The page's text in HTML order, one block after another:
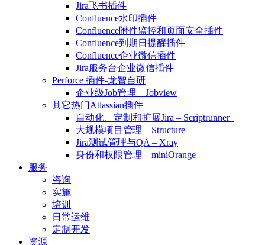
Jira飞书插件
Confluence水印插件
Confluence附件监控和页面安全插件
Confluence到期日提醒插件
Confluence企业微信插件
Jira服务台企业微信插件
Perforce 插件-龙智自研
企业级Job管理 – Jobview
其它热门Atlassian插件
自动化、定制和扩展Jira – Scriptrunner
大规模项目管理 – Structure
Jira测试管理与QA – Xray
身份和权限管理 – miniOrange
服务
咨询
实施
培训
日常运维
定制开发
资源